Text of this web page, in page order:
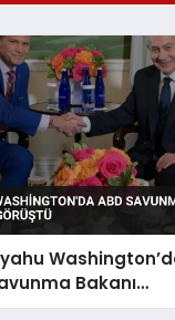
Bakanı
ile Görüştü